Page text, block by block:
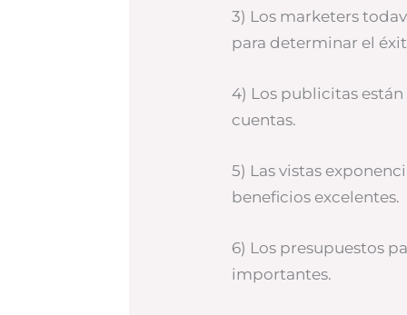
3) Los marketers
para determinar el
4) Los publicitas
cuentas.
5) Las vistas
beneficios excelentes.
6) Los presupuestos
importantes.